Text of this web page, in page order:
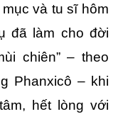
và tu sĩ hôm
đã làm cho đời
chiên” – theo
Phanxicô – khi
hết lòng với